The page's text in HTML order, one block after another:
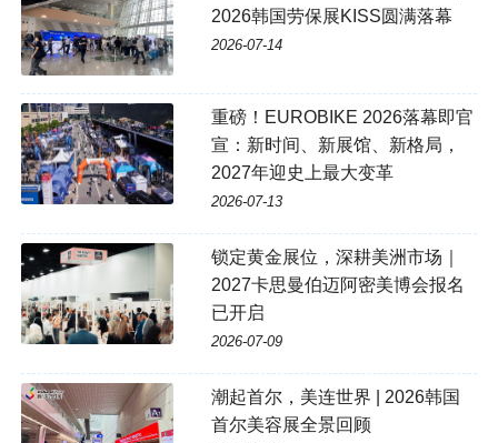
2026韩国劳保展KISS圆满落幕
2026-07-14
重磅！EUROBIKE 2026落幕即官
宣：新时间、新展馆、新格局，
2027年迎史上最大变革
2026-07-13
锁定黄金展位，深耕美洲市场｜
2027卡思曼伯迈阿密美博会报名
已开启
2026-07-09
潮起首尔，美连世界 | 2026韩国
首尔美容展全景回顾